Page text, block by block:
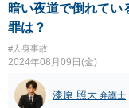
暗い夜道で倒れてい
罪は？
#人身事故
2024年08月09日(金)
漆原 照大 弁護士